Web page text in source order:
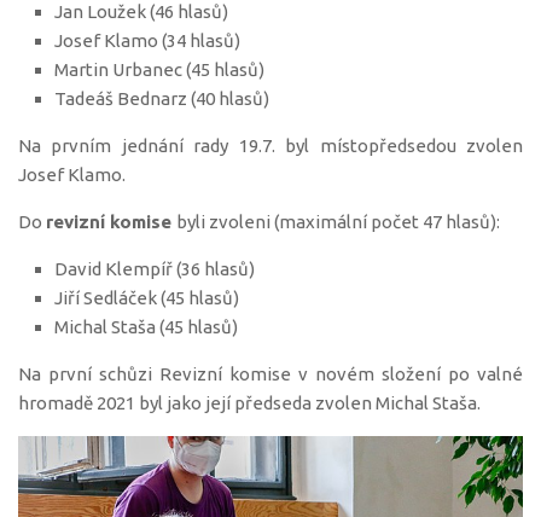
Jan Loužek (46 hlasů)
Josef Klamo (34 hlasů)
Martin Urbanec (45 hlasů)
Tadeáš Bednarz (40 hlasů)
Na prvním jednání rady 19.7. byl místopředsedou zvolen
Josef Klamo.
Do revizní komise byli zvoleni (maximální počet 47 hlasů):
David Klempíř (36 hlasů)
Jiří Sedláček (45 hlasů)
Michal Staša (45 hlasů)
Na první schůzi Revizní komise v novém složení po valné
hromadě 2021 byl jako její předseda zvolen Michal Staša.